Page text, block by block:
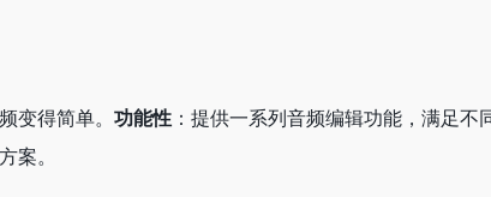
变得简单。 功能性 ：提供一系列音频编辑功能，满足不
案。